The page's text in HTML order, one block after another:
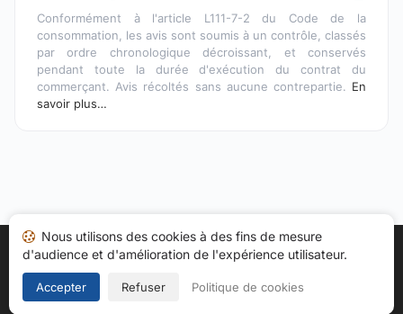
Conformément à l'article L111-7-2 du Code de la
consommation, les avis sont soumis à un contrôle, classés
par ordre chronologique décroissant, et conservés
pendant toute la durée d'exécution du contrat du
commerçant. Avis récoltés sans aucune contrepartie. En
savoir plus…
Accueil Mes avis Catégories CGU
Cookies
Politique de confidentialité
Copyright © 2026
Nous utilisons des cookies à des fins de mesure
d'audience et d'amélioration de l'expérience utilisateur.
Accepter Refuser Politique de cookies